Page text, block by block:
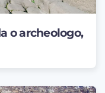
o archeologo,